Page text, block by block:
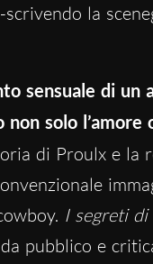
la
sensuale di un
solo l’amore
di Proulx e la
I segreti
pubblico e